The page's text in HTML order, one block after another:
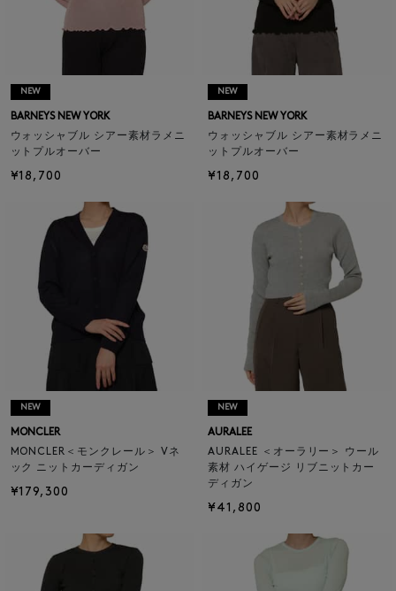
NEW
BARNEYS NEW YORK
ウォッシャブル シアー素材ラメニ
ットプルオーバー
¥18,700
NEW
BARNEYS NEW YORK
ウォッシャブル シアー素材ラメニ
ットプルオーバー
¥18,700
NEW
MONCLER
MONCLER＜モンクレール＞ Vネ
ック ニットカーディガン
¥179,300
NEW
AURALEE
AURALEE ＜オーラリー＞ ウール
素材 ハイゲージ リブニットカー
ディガン
¥41,800